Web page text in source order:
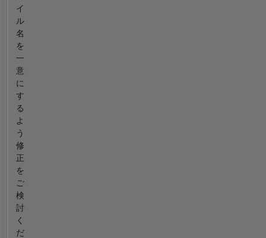
イ
ル
名
を
一
意
に
す
る
よ
う
修
正
を
ご
検
討
く
だ